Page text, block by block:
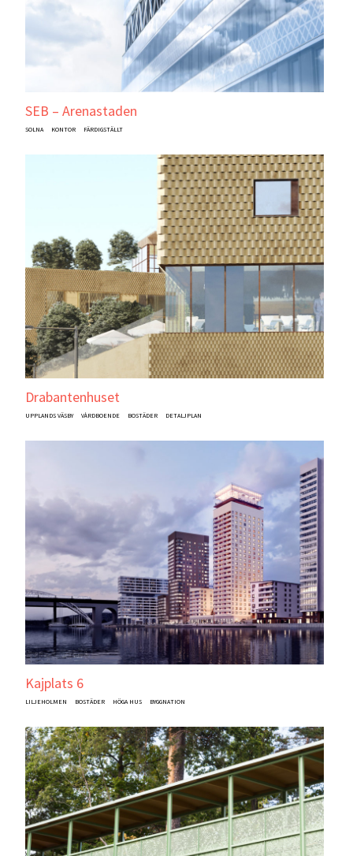
SEB – Arenastaden
SOLNA KONTOR FÄRDIGSTÄLLT
Drabantenhuset
UPPLANDS VÄSBY VÅRDBOENDE BOSTÄDER DETALJPLAN
Kajplats 6
LILJEHOLMEN BOSTÄDER HÖGA HUS BYGGNATION